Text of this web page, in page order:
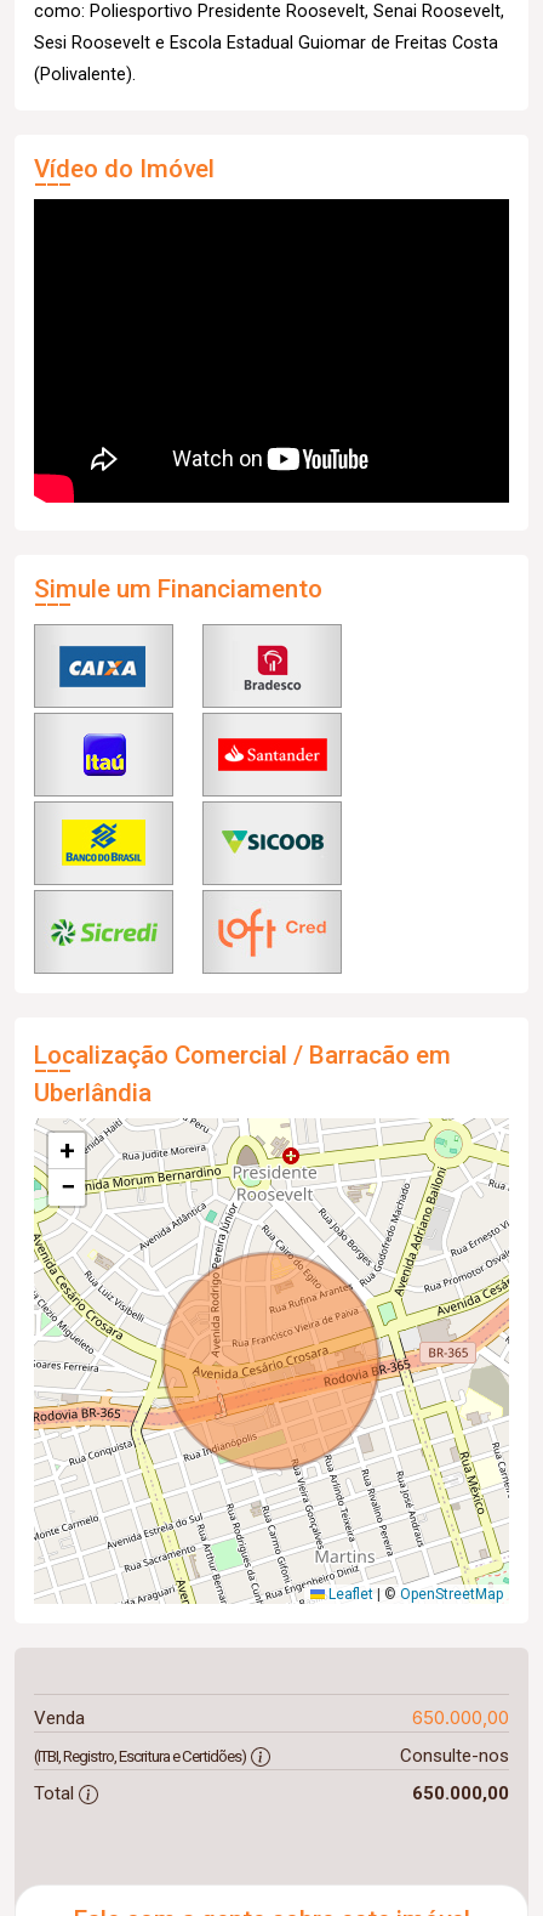
como: Poliesportivo Presidente Roosevelt, Senai Roosevelt,
Sesi Roosevelt e Escola Estadual Guiomar de Freitas Costa
(Polivalente).
Vídeo do Imóvel
Simule um Financiamento
Localização Comercial / Barracão em
Uberlândia
+
−
Leaflet © OpenStreetMap
Venda 650.000,00
(ITBI, Registro, Escritura e Certidões)
Consulte-nos
Total
650.000,00